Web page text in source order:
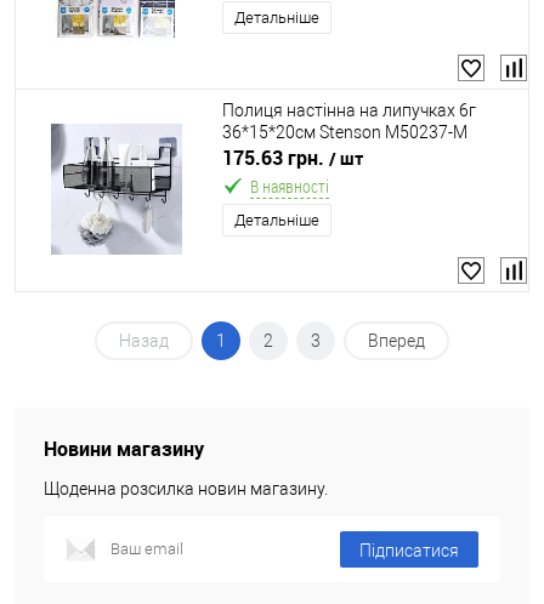
Детальніше
Полиця настінна на липучках 6г
36*15*20см Stenson M50237-M
175.63 грн. / шт
В наявності
Детальніше
Назад 1 2 3 Вперед
Новини магазину
Щоденна розсилка новин магазину.
Підписатися